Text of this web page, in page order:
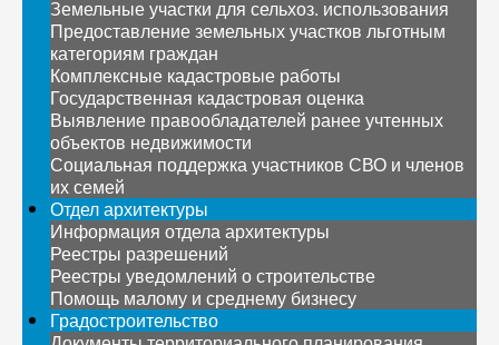
Земельные участки для сельхоз. использования
Предоставление земельных участков льготным
категориям граждан
Комплексные кадастровые работы
Государственная кадастровая оценка
Выявление правообладателей ранее учтенных
объектов недвижимости
Социальная поддержка участников СВО и членов
их семей
Отдел архитектуры
Информация отдела архитектуры
Реестры разрешений
Реестры уведомлений о строительстве
Помощь малому и среднему бизнесу
Градостроительство